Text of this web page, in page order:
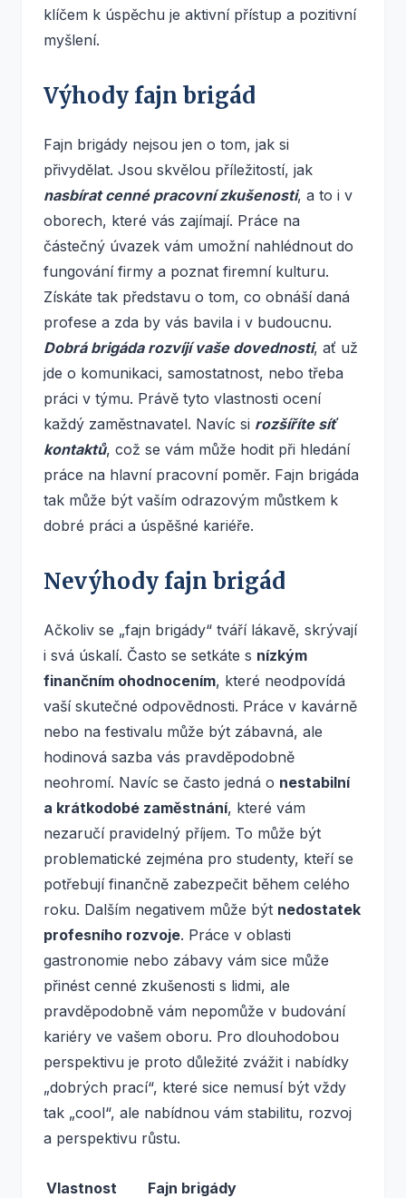
klíčem k úspěchu je aktivní přístup a pozitivní
myšlení.
Výhody fajn brigád
Fajn brigády nejsou jen o tom, jak si
přivydělat. Jsou skvělou příležitostí, jak
nasbírat cenné pracovní zkušenosti, a to i v
oborech, které vás zajímají. Práce na
částečný úvazek vám umožní nahlédnout do
fungování firmy a poznat firemní kulturu.
Získáte tak představu o tom, co obnáší daná
profese a zda by vás bavila i v budoucnu.
Dobrá brigáda rozvíjí vaše dovednosti, ať už
jde o komunikaci, samostatnost, nebo třeba
práci v týmu. Právě tyto vlastnosti ocení
každý zaměstnavatel. Navíc si rozšíříte síť
kontaktů, což se vám může hodit při hledání
práce na hlavní pracovní poměr. Fajn brigáda
tak může být vaším odrazovým můstkem k
dobré práci a úspěšné kariéře.
Nevýhody fajn brigád
Ačkoliv se „fajn brigády“ tváří lákavě, skrývají
i svá úskalí. Často se setkáte s nízkým
finančním ohodnocením, které neodpovídá
vaší skutečné odpovědnosti. Práce v kavárně
nebo na festivalu může být zábavná, ale
hodinová sazba vás pravděpodobně
neohromí. Navíc se často jedná o nestabilní
a krátkodobé zaměstnání, které vám
nezaručí pravidelný příjem. To může být
problematické zejména pro studenty, kteří se
potřebují finančně zabezpečit během celého
roku. Dalším negativem může být nedostatek
profesního rozvoje. Práce v oblasti
gastronomie nebo zábavy vám sice může
přinést cenné zkušenosti s lidmi, ale
pravděpodobně vám nepomůže v budování
kariéry ve vašem oboru. Pro dlouhodobou
perspektivu je proto důležité zvážit i nabídky
„dobrých prací“, které sice nemusí být vždy
tak „cool“, ale nabídnou vám stabilitu, rozvoj
a perspektivu růstu.
Vlastnost
Fajn brigády